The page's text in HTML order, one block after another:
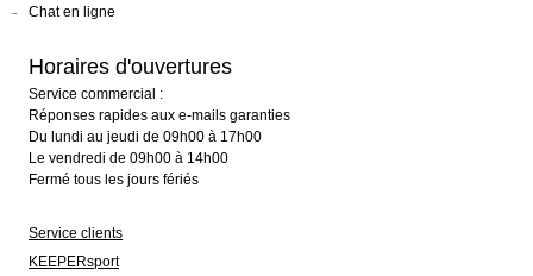
Chat en ligne
Horaires d'ouvertures
Service commercial :
Réponses rapides aux e-mails garanties
Du lundi au jeudi de 09h00 à 17h00
Le vendredi de 09h00 à 14h00
Fermé tous les jours fériés
Service clients
KEEPERsport